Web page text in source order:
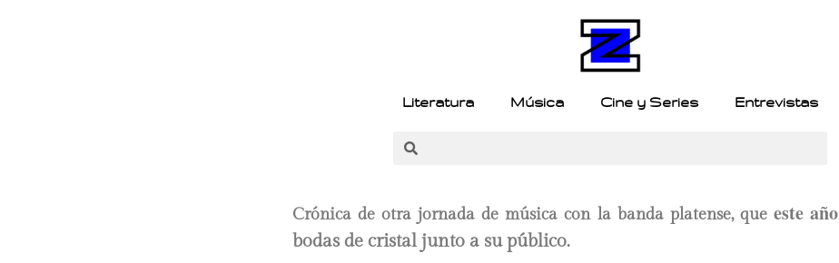
Literatura Música Cine y Series Entrevistas
Crónica de otra jornada de música con la banda platense, que este año
bodas de cristal junto a su público.